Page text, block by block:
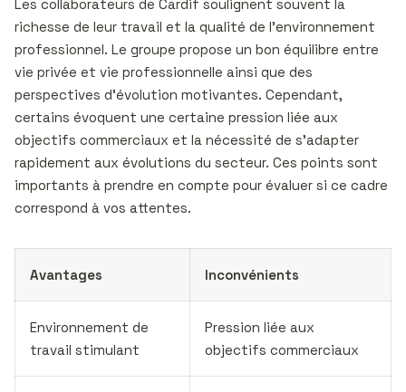
Les collaborateurs de Cardif soulignent souvent la
richesse de leur travail et la qualité de l’environnement
professionnel. Le groupe propose un bon équilibre entre
vie privée et vie professionnelle ainsi que des
perspectives d’évolution motivantes. Cependant,
certains évoquent une certaine pression liée aux
objectifs commerciaux et la nécessité de s’adapter
rapidement aux évolutions du secteur. Ces points sont
importants à prendre en compte pour évaluer si ce cadre
correspond à vos attentes.
Avantages Inconvénients
Environnement de
travail stimulant
Pression liée aux
objectifs commerciaux